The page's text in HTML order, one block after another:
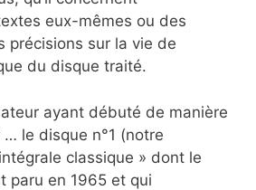
eux-mêmes ou des
précisions sur la vie de
du disque traité.
ayant débuté de manière
le disque n°1 (notre
classique » dont le
paru en 1965 et qui